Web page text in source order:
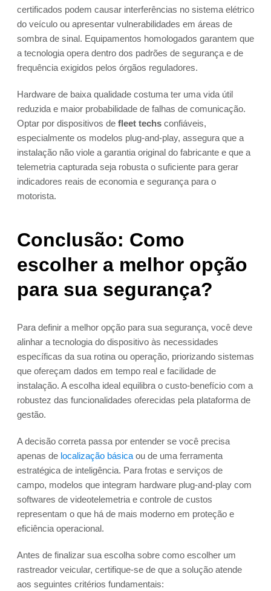
certificados podem causar interferências no sistema elétrico
do veículo ou apresentar vulnerabilidades em áreas de
sombra de sinal. Equipamentos homologados garantem que
a tecnologia opera dentro dos padrões de segurança e de
frequência exigidos pelos órgãos reguladores.
Hardware de baixa qualidade costuma ter uma vida útil
reduzida e maior probabilidade de falhas de comunicação.
Optar por dispositivos de fleet techs confiáveis,
especialmente os modelos plug-and-play, assegura que a
instalação não viole a garantia original do fabricante e que a
telemetria capturada seja robusta o suficiente para gerar
indicadores reais de economia e segurança para o
motorista.
Conclusão: Como
escolher a melhor opção
para sua segurança?
Para definir a melhor opção para sua segurança, você deve
alinhar a tecnologia do dispositivo às necessidades
específicas da sua rotina ou operação, priorizando sistemas
que ofereçam dados em tempo real e facilidade de
instalação. A escolha ideal equilibra o custo-benefício com a
robustez das funcionalidades oferecidas pela plataforma de
gestão.
A decisão correta passa por entender se você precisa
apenas de localização básica ou de uma ferramenta
estratégica de inteligência. Para frotas e serviços de
campo, modelos que integram hardware plug-and-play com
softwares de videotelemetria e controle de custos
representam o que há de mais moderno em proteção e
eficiência operacional.
Antes de finalizar sua escolha sobre como escolher um
rastreador veicular, certifique-se de que a solução atende
aos seguintes critérios fundamentais: